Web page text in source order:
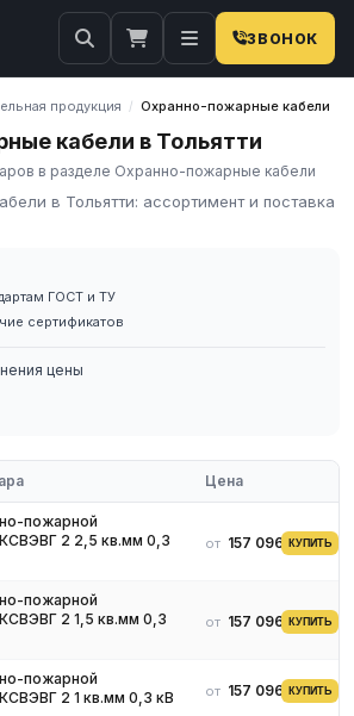
ЗВОНОК
продукция / Охранно-пожарные кабели
кабели в Тольятти
в разделе Охранно-пожарные кабели
в Тольятти: ассортимент и поставка
пожарной сигнализации
закона №123-ФЗ, в котором
функциональности линий в
международного образца.
ГОСТ Р 53315-2009,
времени, необходимого для
ГОСТ и ТУ
сертификатов
цены
Цена
пожарной
КСВЭВГ 2 2,5 кв.мм 0,3
от 157 096 ₽КУПИТЬ
пожарной
КСВЭВГ 2 1,5 кв.мм 0,3
от 157 096 ₽КУПИТЬ
пожарной
2 1 кв.мм 0,3 кВ
от 157 096 ₽КУПИТЬ